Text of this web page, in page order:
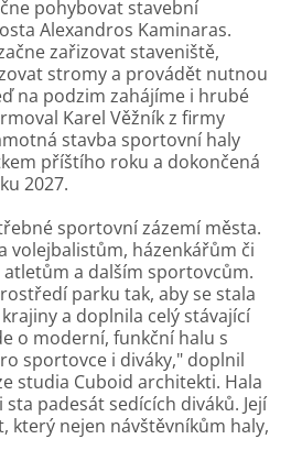
pohybovat stavební
Alexandros Kaminaras.
zařizovat staveniště,
stromy a provádět nutnou
na podzim zahájíme i hrubé
Karel Věžník z firmy
stavba sportovní haly
příštího roku a dokončená
2027.
sportovní zázemí města.
volejbalistům, házenkářům či
a dalším sportovcům.
parku tak, aby se stala
a doplnila celý stávající
o moderní, funkční halu s
sportovce i diváky," doplnil
studia Cuboid architekti. Hala
padesát sedících diváků. Její
který nejen návštěvníkům haly,